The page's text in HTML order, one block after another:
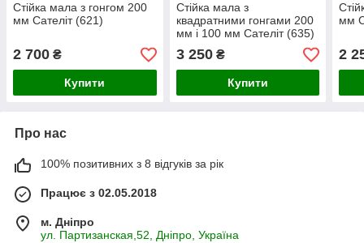
Стійка мала з гонгом 200
мм Сателіт (621)
2 700 ₴
Купити
Стійка мала з
квадратними гонгами 200
мм і 100 мм Сателіт (635)
3 250₴
Купити
мм
2
Про нас
100% позитивних з 8 відгуків за рік
Працює з 02.05.2018
м. Дніпро
ул. Партизанская,52, Дніпро, Україна